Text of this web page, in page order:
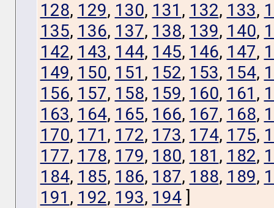
128, 129, 130, 131 , 132, 133,
135, 136, 137, 138, 139, 140,
142, 143, 144, 145, 146, 147,
149, 150, 151 , 152, 153, 154,
156, 157, 158, 159, 160, 161 ,
163, 164, 165, 166, 167, 168,
170, 171 , 172, 173, 174, 175,
177, 178, 179, 180, 181 , 182,
184, 185, 186, 187, 188, 189,
191 , 192, 193, 194]